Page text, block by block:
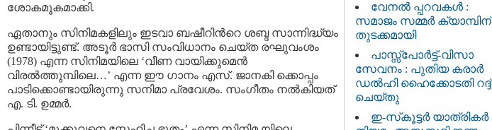
ശോകമൂകമാക്കി.
ഏതാനും സിനിമകളിലും ഇടവാ ബഷീറിന്‍റെ ശബ്ദ സാന്നിദ്ധ്യം
ഉണ്ടായിട്ടുണ്ട്. അടൂര്‍ ഭാസി സംവിധാനം ചെയ്ത രഘുവംശം
(1978) എന്ന സിനിമയിലെ ‘വീണ വായിക്കുമെന്‍
വിരല്‍ത്തുമ്പിലെ…’ എന്ന ഈ ഗാനം എസ്. ജാനകി ക്കൊപ്പം
പാടിക്കൊണ്ടായിരുന്നു സനിമാ പ്രവേശം. സംഗീതം നല്‍കിയത്
എ. ടി. ഉമ്മര്‍.
വേനൽ പ്പറവകൾ :
സമാജം സമ്മർ ക്യാമ്പിന്
തുടക്കമായി
പാസ്സ്പോർട്ട്-വിസാ
സേവനം : പുതിയ കരാർ
ഡൽഹി ഹൈക്കോടതി റദ്ദ്
ചെയ്തു
ഇ-സ്‌കൂട്ടർ യാത്രികർ